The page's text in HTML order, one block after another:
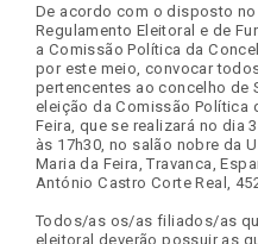
De acordo com o disposto no
Regulamento Eleitoral e de
a Comissão Política da
por este meio, convocar
pertencentes ao concelho de
eleição da Comissão Política
Feira, que se realizará no dia
às 17h30, no salão nobre da
Maria da Feira, Travanca,
António Castro Corte Real,
Todos/as os/as filiados/as
eleitoral deverão possuir as